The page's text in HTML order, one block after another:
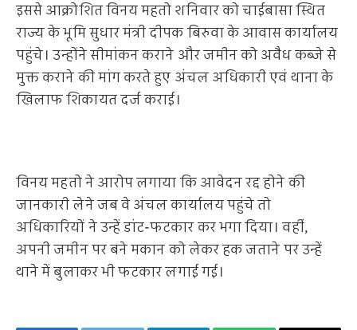
इससे आक्रोशित विनय महतो शनिवार को चाईबासा स्थित
राज्य के भूमि सुधार मंत्री दीपक बिरुवा के आवास कार्यालय
पहुंचे। उन्होंने सीमांकन कराने और जमीन को अवैध कब्जे से
मुक्त कराने की मांग करते हुए अंचल अधिकारी एवं थाना के
खिलाफ शिकायत दर्ज कराई।
विनय महतो ने आरोप लगाया कि आवेदन रद्द होने की
जानकारी लेने जब वे अंचल कार्यालय पहुंचे तो
अधिकारियों ने उन्हें डांट-फटकार कर भगा दिया। वहीं,
अपनी जमीन पर बने मकान को लेकर हक जताने पर उन्हें
थाने में बुलाकर भी फटकार लगाई गई।